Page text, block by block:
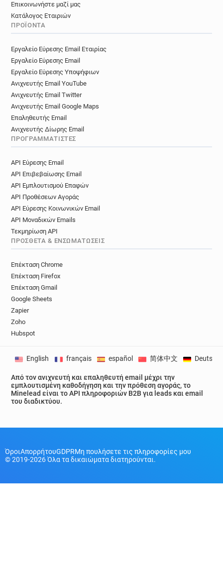
Επικοινωνήστε μαζί μας
Κατάλογος Εταιριών
ΠΡΟΪΌΝΤΑ
Εργαλείο Εύρεσης Email Εταιρίας
Εργαλείο Εύρεσης Email
Εργαλείο Εύρεσης Υποψήφιων
Ανιχνευτής Email YouTube
Ανιχνευτής Email Twitter
Ανιχνευτής Email Google Maps
Επαληθευτής Email
Ανιχνευτής Δίωρης Email
ΠΡΟΓΡΑΜΜΑΤΙΣΤΈΣ
API Εύρεσης Email
API Επιβεβαίωσης Email
API Εμπλουτισμού Επαφών
API Προθέσεων Αγοράς
API Εύρεσης Κοινωνικών Email
API Μοναδικών Emails
Τεκμηρίωση API
ΠΡΌΣΘΕΤΑ & ΕΝΣΩΜΑΤΏΣΕΙΣ
Επέκταση Chrome
Επέκταση Firefox
Επέκταση Gmail
Google Sheets
Zapier
Zoho
Hubspot
Από τον ανιχνευτή και επαληθευτή email μέχρι την
εμπλουτισμένη καθοδήγηση και την πρόθεση αγοράς, το
Minelead είναι το API πληροφοριών B2B για leads και email
του διαδικτύου.
English français español 简体中文 Deutsch
ΌροιΑπορρήτουGDPRΜη πουλήσετε τις πληροφορίες μου
© 2019-2026 Όλα τα δικαιώματα διατηρούνται.